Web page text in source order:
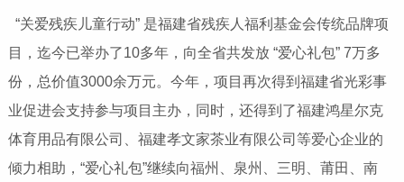
“关爱残疾儿童行动” 是福建省残疾人福利基金会传统品牌项
目，迄今已举办了10多年，向全省共发放 “爱心礼包” 7万多
份，总价值3000余万元。今年，项目再次得到福建省光彩事
业促进会支持参与项目主办，同时，还得到了福建鸿星尔克
体育用品有限公司、福建孝文家茶业有限公司等爱心企业的
倾力相助，“爱心礼包”继续向福州、泉州、三明、莆田、南